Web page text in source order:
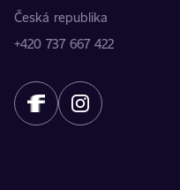
Česká republika
+420 737 667 422